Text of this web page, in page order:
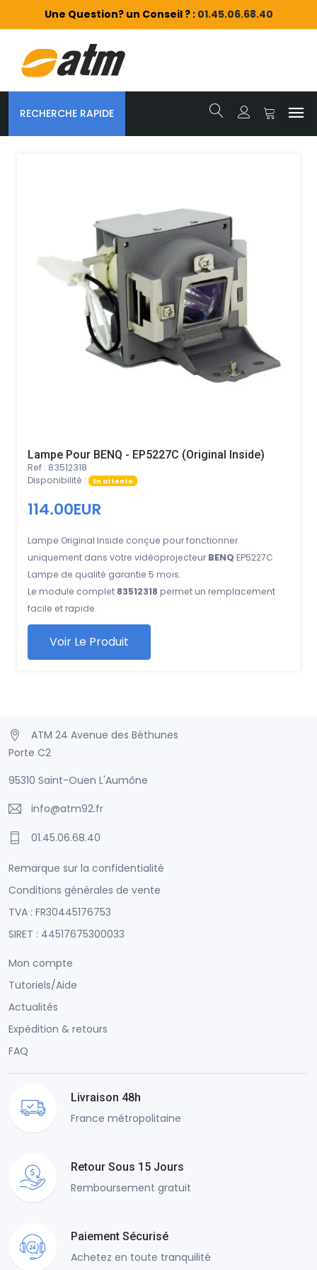
Une Question? un Conseil ? : 01.45.06.68.40
RECHERCHE RAPIDE
Lampe Pour BENQ - EP5227C (Original Inside)
Ref : 83512318
Disponibilité :
En attente
114.00EUR
Lampe Original Inside conçue pour fonctionner
uniquement dans votre vidéoprojecteur BENQ EP5227C
Lampe de qualité garantie 5 mois.
Le module complet 83512318 permet un remplacement
facile et rapide.
Voir Le Produit
ATM 24 Avenue des Béthunes
Porte C2
95310 Saint-Ouen L'Aumône
info@atm92.fr
01.45.06.68.40
Remarque sur la confidentialité
Conditions générales de vente
TVA : FR30445176753
SIRET : 44517675300033
Mon compte
Tutoriels/Aide
Actualités
Expédition & retours
FAQ
Livraison 48h
France métropolitaine
Retour Sous 15 Jours
Remboursement gratuit
Paiement Sécurisé
Achetez en toute tranquilité